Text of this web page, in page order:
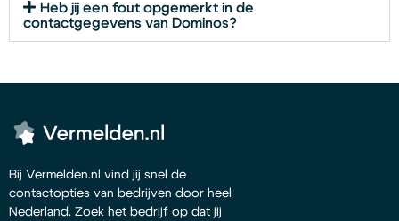
Heb jij een fout opgemerkt in de
contactgegevens van Dominos?
Bij Vermelden.nl vind jij snel de
contactopties van bedrijven door heel
Nederland. Zoek het bedrijf op dat jij